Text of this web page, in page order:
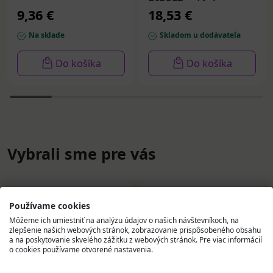
9,36 €
Na sklade
Do košíka
DIRECT prášok vo
vrecúškach 30 ks
18,53 €
Skladom u dodávateľa
Do košíka
Vybrali sme pre vás
Používame cookies
Môžeme ich umiestniť na analýzu údajov o našich návštevníkoch, na
zlepšenie našich webových stránok, zobrazovanie prispôsobeného obsahu
a na poskytovanie skvelého zážitku z webových stránok. Pre viac informácií
o cookies používame otvorené nastavenia.